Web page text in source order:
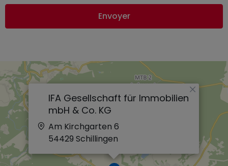
Envoyer
IFA Gesellschaft für Immobilien
mbH & Co. KG
Am Kirchgarten 6
54429 Schillingen
×